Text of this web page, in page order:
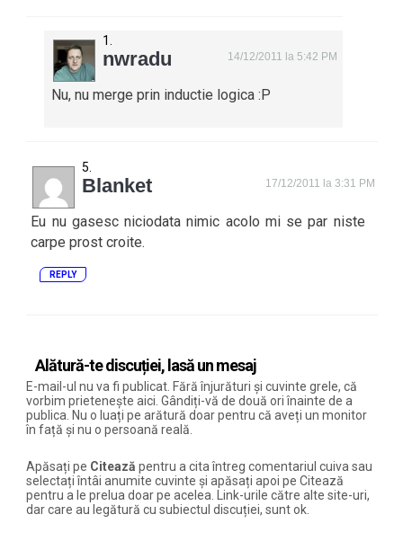
nwradu 14/12/2011 la 5:42 PM
Nu, nu merge prin inductie logica :P
Blanket 17/12/2011 la 3:31 PM
Eu nu gasesc niciodata nimic acolo mi se par niste
carpe prost croite.
REPLY
Alătură-te discuției, lasă un mesaj
E-mail-ul nu va fi publicat. Fără înjurături și cuvinte grele, că
vorbim prietenește aici. Gândiți-vă de două ori înainte de a
publica. Nu o luați pe arătură doar pentru că aveți un monitor
în față și nu o persoană reală.
Apăsați pe Citează pentru a cita întreg comentariul cuiva sau
selectați întâi anumite cuvinte și apăsați apoi pe Citează
pentru a le prelua doar pe acelea. Link-urile către alte site-uri,
dar care au legătură cu subiectul discuției, sunt ok.